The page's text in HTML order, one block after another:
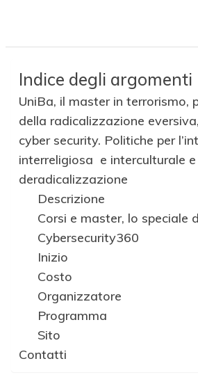
Indice degli argomenti
UniBa, il master in terrorismo,
della radicalizzazione
cyber security. Politiche per
interreligiosa e interculturale e
deradicalizzazione
Descrizione
Corsi e master, lo speciale
Cybersecurity360
Inizio
Costo
Organizzatore
Programma
Sito
Contatti